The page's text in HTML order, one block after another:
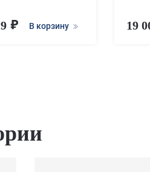
В корзину 19